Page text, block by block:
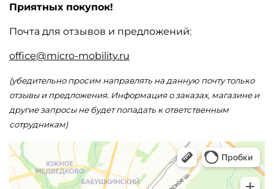
Приятных покупок!
Почта для отзывов и предложений:
office@micro-mobility.ru
(убедительно просим направлять на данную почту только
отзывы и предложения. Информация о заказах, магазине и
другие запросы не будет попадать к ответственным
сотрудникам)